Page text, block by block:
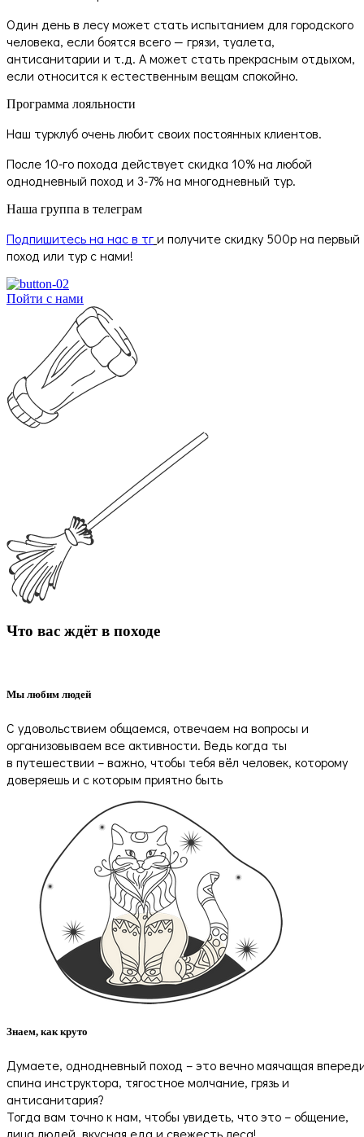
Один день в лесу может стать испытанием для городского
человека, если боятся всего — грязи, туалета,
антисанитарии и т.д. А может стать прекрасным отдыхом,
если относится к естественным вещам спокойно.
Программа лояльности
Наш турклуб очень любит своих постоянных клиентов.
После 10-го похода действует скидка 10% на любой
однодневный поход и 3-7% на многодневный тур.
Наша группа в телеграм
Подпишитесь на нас в тги получите скидку 500р на первый
поход или тур с нами!
Пойти с нами
Что вас ждёт в походе
Мы любим людей
С удовольствием общаемся, отвечаем на вопросы и
организовываем все активности. Ведь когда ты
в путешествии – важно, чтобы тебя вёл человек, которому
доверяешь и с которым приятно быть
Знаем, как круто
Думаете, однодневный поход – это вечно маячащая
спина инструктора, тягостное молчание, грязь и
антисанитария?
Тогда вам точно к нам, чтобы увидеть, что это – общение,